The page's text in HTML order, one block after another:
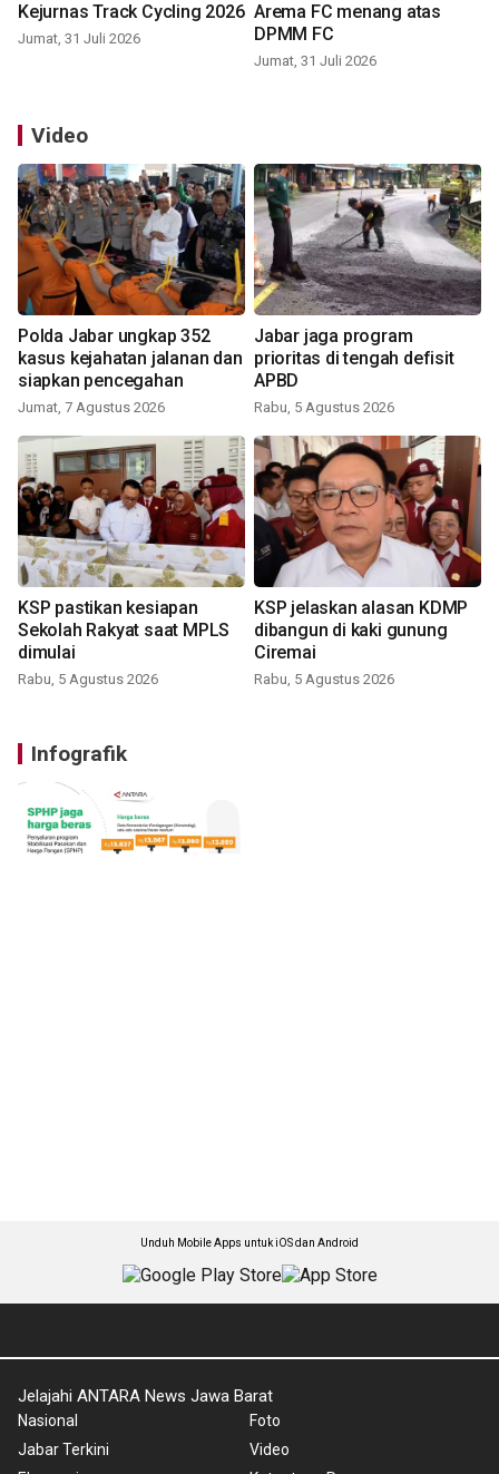
Kejurnas Track Cycling 2026
Jumat, 31 Juli 2026
Arema FC menang atas
DPMM FC
Jumat, 31 Juli 2026
Video
Polda Jabar ungkap 352
kasus kejahatan jalanan dan
siapkan pencegahan
Jumat, 7 Agustus 2026
Jabar jaga program
prioritas di tengah defisit
APBD
Rabu, 5 Agustus 2026
KSP pastikan kesiapan
Sekolah Rakyat saat MPLS
dimulai
Rabu, 5 Agustus 2026
KSP jelaskan alasan KDMP
dibangun di kaki gunung
Ciremai
Rabu, 5 Agustus 2026
Infografik
Unduh Mobile Apps untuk iOS dan Android
Jelajahi ANTARA News Jawa Barat
Nasional
Jabar Terkini
Foto
Video